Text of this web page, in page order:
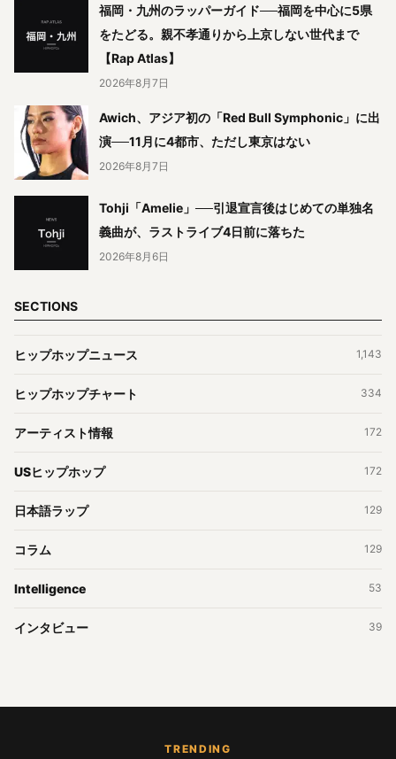
福岡・九州のラッパーガイド──福岡を中心に5県
をたどる。親不孝通りから上京しない世代まで
【Rap Atlas】
2026年8月7日
Awich、アジア初の「Red Bull Symphonic」に出
演──11月に4都市、ただし東京はない
2026年8月7日
Tohji「Amelie」──引退宣言後はじめての単独名
義曲が、ラストライブ4日前に落ちた
2026年8月6日
SECTIONS
ヒップホップニュース 1,143
ヒップホップチャート 334
アーティスト情報 172
USヒップホップ 172
日本語ラップ 129
コラム 129
Intelligence 53
インタビュー 39
TRENDING